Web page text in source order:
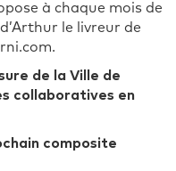
à chaque mois de
le livreur de
de la Ville de
collaboratives en
composite